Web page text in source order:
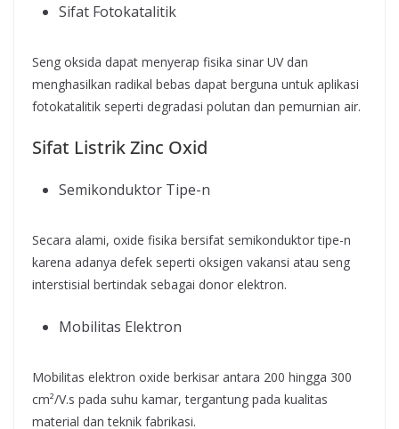
Sifat Fotokatalitik
Seng oksida dapat menyerap fisika sinar UV dan
menghasilkan radikal bebas dapat berguna untuk aplikasi
fotokatalitik seperti degradasi polutan dan pemurnian air.
Sifat Listrik Zinc Oxid
Semikonduktor Tipe-n
Secara alami, oxide fisika bersifat semikonduktor tipe-n
karena adanya defek seperti oksigen vakansi atau seng
interstisial bertindak sebagai donor elektron.
Mobilitas Elektron
Mobilitas elektron oxide berkisar antara 200 hingga 300
cm²/V.s pada suhu kamar, tergantung pada kualitas
material dan teknik fabrikasi.